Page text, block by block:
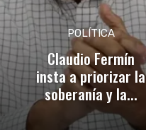
POLÍTICA
Claudio Fermín
insta a priorizar la
soberanía y la...